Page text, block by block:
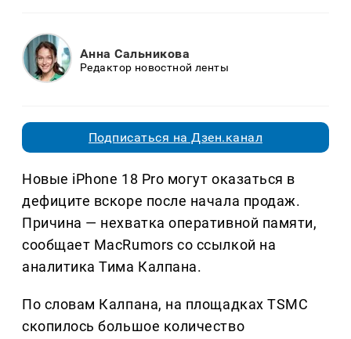
Анна Сальникова
Редактор новостной ленты
Подписаться на Дзен.канал
Новые iPhone 18 Pro могут оказаться в
дефиците вскоре после начала продаж.
Причина — нехватка оперативной памяти,
сообщает MacRumors со ссылкой на
аналитика Тима Калпана.
По словам Калпана, на площадках TSMC
скопилось большое количество